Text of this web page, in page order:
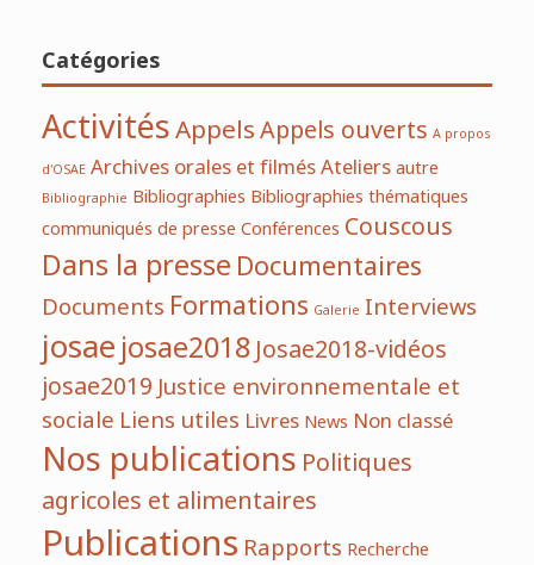
Catégories
ActivitésAppelsAppels ouverts A propos
d'OSAEArchives orales et filmésAteliersautre
Bibliographie BibliographiesBibliographies thématiques
communiqués de presseConférencesCouscous
Dans la presseDocumentaires
DocumentsFormations Galerie Interviews
josaejosae2018Josae2018-vidéos
josae2019Justice environnementale et
socialeLiens utiles LivresNews Non classé
Nos publicationsPolitiques
agricoles et alimentaires
PublicationsRapportsRecherche